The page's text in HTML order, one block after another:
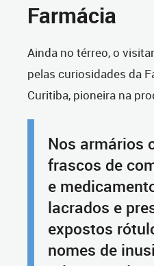
Farmácia
Ainda no térreo, o
pelas curiosidades da
Curitiba, pioneira na
Nos armários
frascos de
e
lacrados e
expostos
nomes de